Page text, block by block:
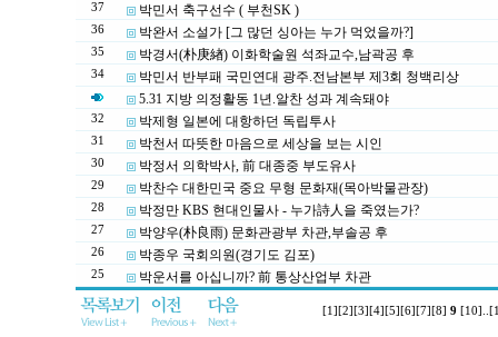
37 박민서 축구선수 ( 부천SK )
36 박완서 소설가 [그 많던 싱아는 누가 먹었을까?]
35 박경서(朴庚緖) 이화학술원 석좌교수,남곽공 후
34
박민서 반부패 국민연대 광주.전남본부 제3회 청백리상
5.31 지방 의정활동 1년.알찬 성과 계속돼야
32 박제형 일본에 대항하던 독립투사
31 박천서 따뜻한 마음으로 세상을 보는 시인
30 박정서 의학박사, 前 대종중 부도유사
29 박찬수 대한민국 중요 무형 문화재(목아박물관장)
28 박정만 KBS 현대인물사 - 누가詩人을 죽였는가?
27 박양우(朴良雨) 문화관광부 차관,부솔공 후
26 박종우 국회의원(경기도 김포)
25 박운서를 아십니까? 前 통상산업부 차관
[1] [2] [3] [4] [5] [6] [7] [8] 9 [10]